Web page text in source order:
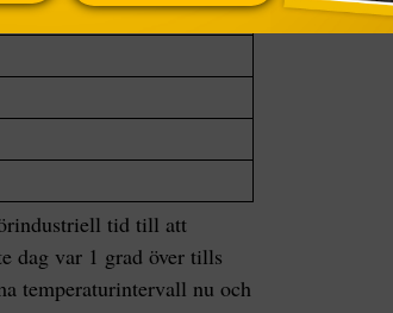
tid till att
dag var 1 grad över tills
temperaturintervall nu och